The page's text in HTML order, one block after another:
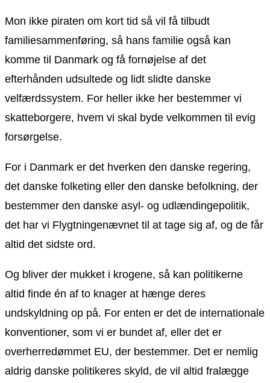
Mon ikke piraten om kort tid så vil få tilbudt
familiesammenføring, så hans familie også kan
komme til Danmark og få fornøjelse af det
efterhånden udsultede og lidt slidte danske
velfærdssystem. For heller ikke her bestemmer vi
skatteborgere, hvem vi skal byde velkommen til evig
forsørgelse.
For i Danmark er det hverken den danske regering,
det danske folketing eller den danske befolkning, der
bestemmer den danske asyl- og udlændingepolitik,
det har vi Flygtningenævnet til at tage sig af, og de får
altid det sidste ord.
Og bliver der mukket i krogene, så kan politikerne
altid finde én af to knager at hænge deres
undskyldning op på. For enten er det de internationale
konventioner, som vi er bundet af, eller det er
overherredømmet EU, der bestemmer. Det er nemlig
aldrig danske politikeres skyld, de vil altid fralægge